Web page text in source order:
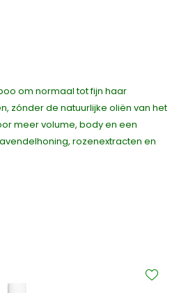
om normaal tot fijn haar
zónder de natuurlijke oliën van het
meer volume, body en een
rozenextracten en